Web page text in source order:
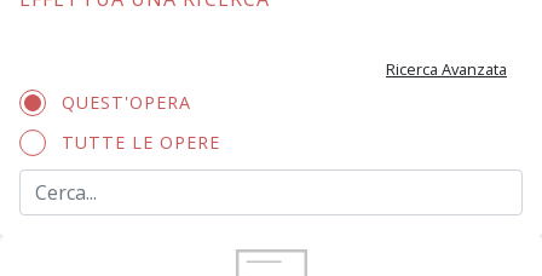
Ricerca Avanzata
QUEST'OPERA
TUTTE LE OPERE